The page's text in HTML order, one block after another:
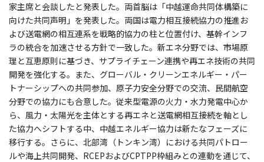
家主席と会談したと発表した。両首脳は「中越運命共同体構築に
向けた共同声明」を発表した。両国は電力相互接続協力の推進お
よび送電網の相互連系を戦略的協力の柱と位置付け、基幹インフ
ラの統合を加速させる方針で一致した。新エネ分野では、市場原
理と互恵原則に基づき、サプライチェーン連携や再エネ技術の共同
開発を強化する。また、グローバル・クリーンエネルギー・パー
トナーシップへの共同参加、原子力安全分野での交流、民間航空
分野での協力にも合意した。従来型電源の火力・水力発電中心か
ら、風力・太陽光を主体とする再エネと送電網相互接続を軸とし
た協力へシフトする中、中越エネルギー協力は新たなフェーズに
移行する。さらに、北部湾（トンキン湾）における共同パトロー
ルや海上共同開発、RCEPおよびCPTPP枠組みとの連動を通じて、